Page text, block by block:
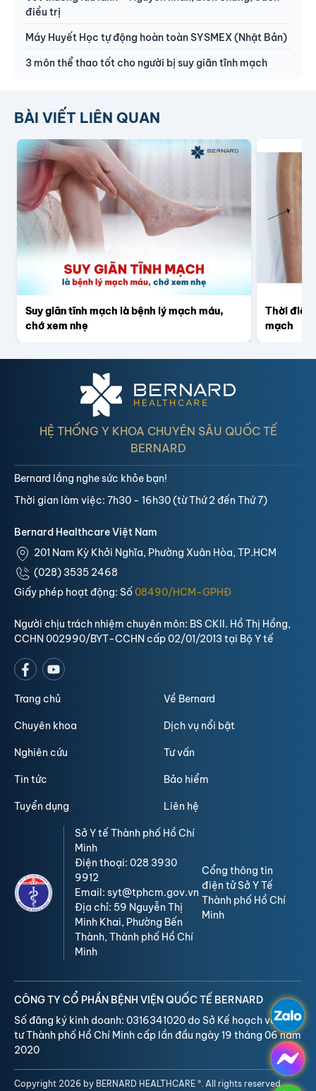
điều trị
Máy Huyết Học tự động hoàn toàn SYSMEX (Nhật Bản)
3 môn thể thao tốt cho người bị suy giãn tĩnh mạch
BÀI VIẾT LIÊN QUAN
Suy giãn tĩnh mạch là bệnh lý mạch máu,
chớ xem nhẹ
Thời
mạch
HỆ THỐNG Y KHOA CHUYÊN SÂU QUỐC TẾ
BERNARD
Bernard Healthcare Việt Nam
201 Nam Kỳ Khởi Nghĩa, Phường Xuân Hòa, TP.HCM
(028) 3535 2468
Giấy phép hoạt động: Số08490/HCM-GPHĐ
Người chịu trách nhiệm chuyên môn: BS CKII. Hồ Thị Hồng,
CCHN 002990/BYT-CCHN cấp 02/01/2013 tại Bộ Y tế
Bernard lắng nghe sức khỏe bạn!
Thời gian làm việc: 7h30 - 16h30 (từ Thứ 2 đến Thứ 7)
Trang chủ Về Bernard
Chuyên khoa Dịch vụ nổi bật
Nghiên cứu Tư vấn
Tin tức Bảo hiểm
Tuyển dụng Liên hệ
Sở Y tế Thành phố Hồ Chí
Minh
Điện thoại: 028 3930
9912
Email: syt@tphcm.gov.vn
Địa chỉ: 59 Nguyễn Thị
Minh Khai, Phường Bến
Thành, Thành phố Hồ Chí
Minh
Cổng thông tin
điện tử Sở Y Tế
Thành phố Hồ Chí
Minh
CÔNG TY CỔ PHẦN BỆNH VIỆN QUỐC TẾ BERNARD
Số đăng ký kinh doanh: 0316341020 do Sở Kế hoạch và Đầu
tư Thành phố Hồ Chí Minh cấp lần đầu ngày 19 tháng 06 năm
2020
Copyright 2026 by BERNARD HEALTHCARE ®. All rights reserved.